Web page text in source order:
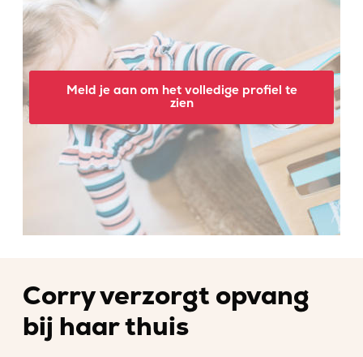
Meld je aan om het volledige profiel te
zien
Corry verzorgt opvang
bij haar thuis